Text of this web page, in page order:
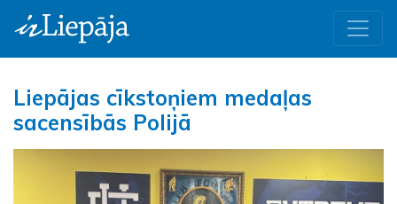
Liepājas cīkstoņiem medaļas
sacensībās Polijā